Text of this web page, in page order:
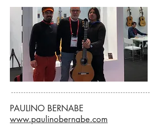
PAULINO BERNABE
www.paulinobernabe.com